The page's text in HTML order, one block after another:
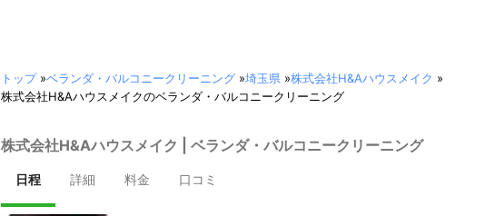
トップ»ベランダ・バルコニークリーニング »埼玉県 »株式会社H&Aハウスメイク »
株式会社H&Aハウスメイクのベランダ・バルコニークリーニング
株式会社H&Aハウスメイク | ベランダ・バルコニークリーニング
日程 詳細 料金 口コミ